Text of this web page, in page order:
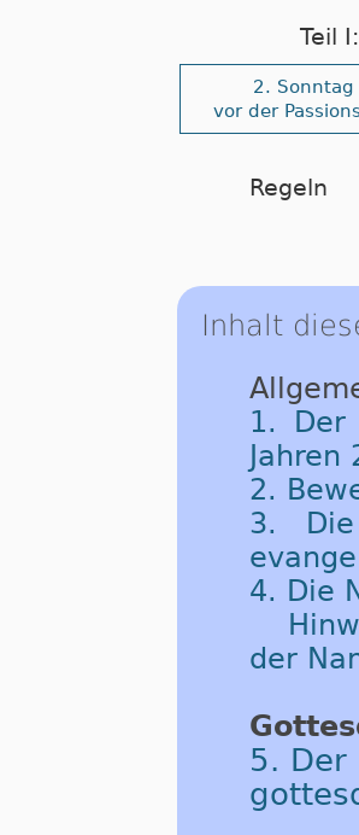
Teil
2. Sonntag
vor der
Regeln
Inhalt
1. Der
2.
3. Die
4. Die
der
5. Der